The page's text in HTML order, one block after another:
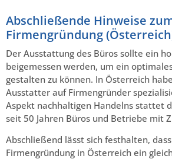
Abschließende Hinweise
Firmengründung
Der Ausstattung des Büros sollte ein
beigemessen werden, um ein
gestalten zu können. In Österreich
Ausstatter auf Firmengründer
Aspekt nachhaltigen Handelns stattet
seit 50 Jahren Büros und Betriebe mit
Abschließend lässt sich festhalten,
Firmengründung in Österreich ein